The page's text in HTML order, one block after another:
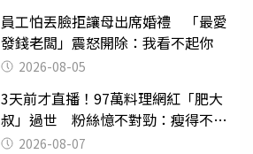
員工怕丟臉拒讓母出席婚禮 「最愛
發錢老闆」震怒開除：我看不起你
2026-08-05
3天前才直播！97萬料理網紅「肥大
叔」過世 粉絲憶不對勁：瘦得不合
理 2026-08-07